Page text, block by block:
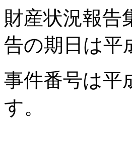
財産状況報告
告の期日は平
事件番号は平
す。